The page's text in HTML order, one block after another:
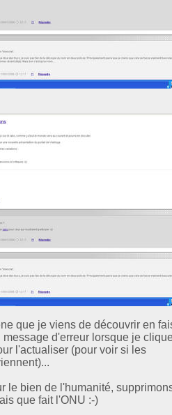
que je viens de découvrir en
d'erreur lorsque je
l'actualiser (pour voir si les
le bien de l'humanité,
que fait l'ONU :-)